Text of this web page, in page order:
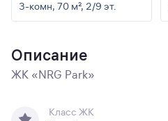
3-комн, 70 м², 2/9 эт.
Описание
ЖК «NRG Park»
Класс ЖК